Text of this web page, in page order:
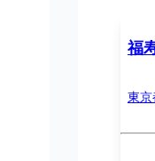
福
東